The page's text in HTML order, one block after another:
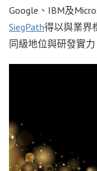
Google、IBM及
SiegPath得以與業界
同級地位與研發實力